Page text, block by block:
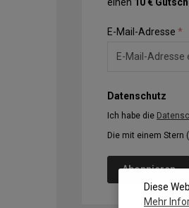
E-Mail-Adresse *
Datenschutz
Ich habe die
Die mit einem Stern
Abonnieren
Diese
Mehr